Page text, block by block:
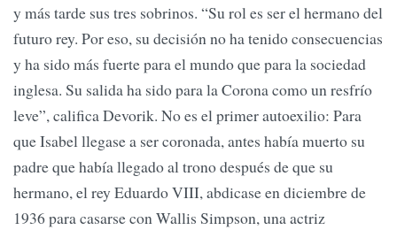
y más tarde sus tres sobrinos. “Su rol es ser el hermano del
futuro rey. Por eso, su decisión no ha tenido consecuencias
y ha sido más fuerte para el mundo que para la sociedad
inglesa. Su salida ha sido para la Corona como un resfrío
leve”, califica Devorik. No es el primer autoexilio: Para
que Isabel llegase a ser coronada, antes había muerto su
padre que había llegado al trono después de que su
hermano, el rey Eduardo VIII, abdicase en diciembre de
1936 para casarse con Wallis Simpson, una actriz